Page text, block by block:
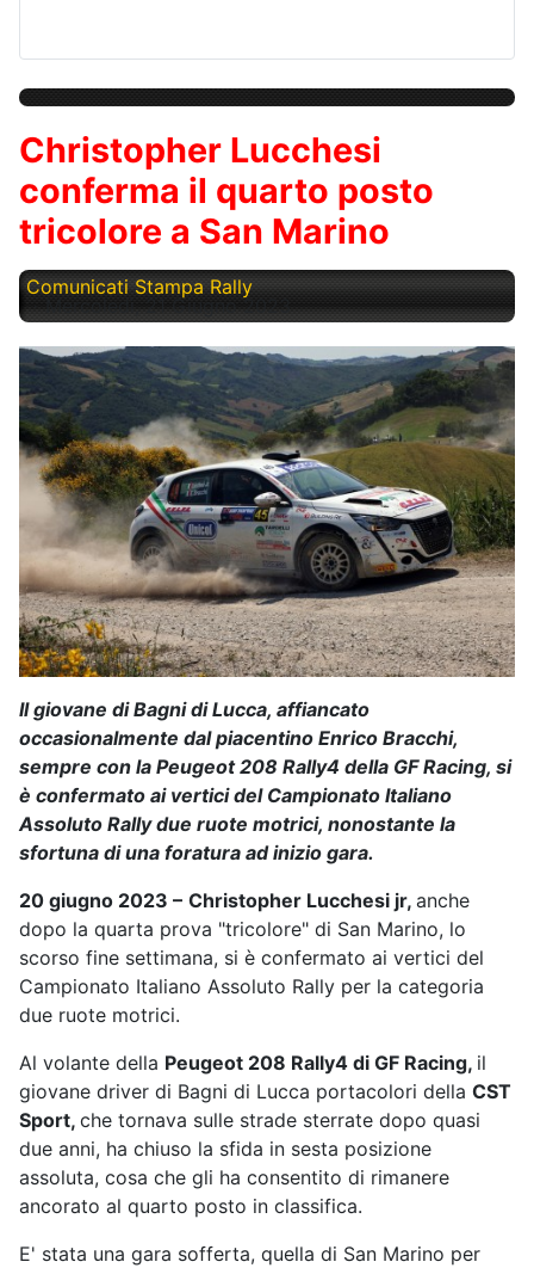
Christopher Lucchesi
conferma il quarto posto
tricolore a San Marino
Comunicati Stampa Rally
Mercoledì, 21 Giugno 2023
Il giovane di Bagni di Lucca, affiancato
occasionalmente dal piacentino Enrico Bracchi,
sempre con la Peugeot 208 Rally4 della GF Racing, si
è confermato ai vertici del Campionato Italiano
Assoluto Rally due ruote motrici, nonostante la
sfortuna di una foratura ad inizio gara.
20 giugno 2023 – Christopher Lucchesi jr, anche
dopo la quarta prova "tricolore" di San Marino, lo
scorso fine settimana, si è confermato ai vertici del
Campionato Italiano Assoluto Rally per la categoria
due ruote motrici.
Al volante della Peugeot 208 Rally4 di GF Racing, il
giovane driver di Bagni di Lucca portacolori della CST
Sport, che tornava sulle strade sterrate dopo quasi
due anni, ha chiuso la sfida in sesta posizione
assoluta, cosa che gli ha consentito di rimanere
ancorato al quarto posto in classifica.
E' stata una gara sofferta, quella di San Marino per